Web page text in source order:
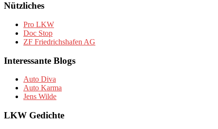
Nützliches
Pro LKW
Doc Stop
ZF Friedrichshafen AG
Interessante Blogs
Auto Diva
Auto Karma
Jens Wilde
LKW Gedichte